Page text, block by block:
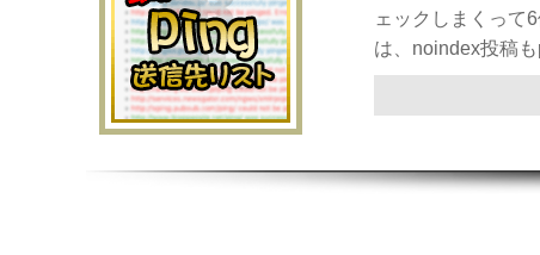
ェックしまくって
は、noindex投稿